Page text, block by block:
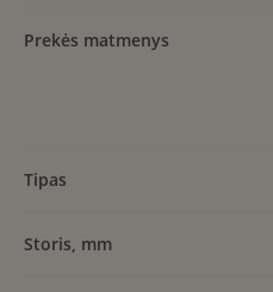
Prekės matmenys
Tipas
Storis, mm